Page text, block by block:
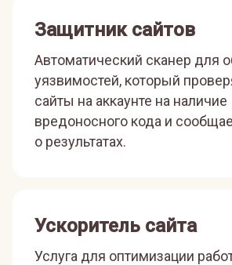
Защитник сайтов
Автоматический сканер для
уязвимостей, который
сайты на аккаунте на наличие
вредоносного кода и
о результатах.
Ускоритель сайта
Услуга для оптимизации